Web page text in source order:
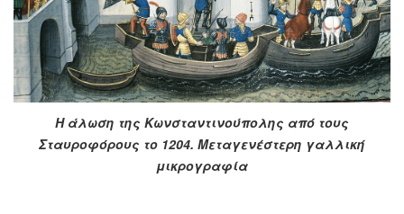
Η άλωση της Κωνσταντινούπολης από τους
Σταυροφόρους το 1204. Μεταγενέστερη γαλλική
μικρογραφία